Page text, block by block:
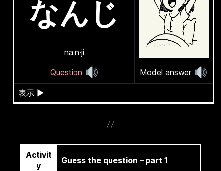
なんじ
na·n·ji
Question
Model answer
表示 ▶
Activit
y
Guess the question – part 1